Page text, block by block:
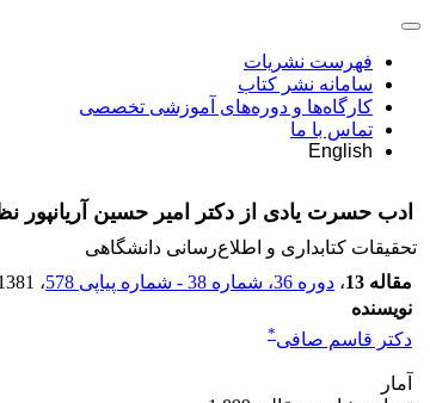
فهرست نشریات
سامانه نشر کتاب
کارگاه‌ها و دوره‌های آموزشی تخصصی
تماس با ما
English
ادب حسرت یادی از دکتر امیر حسین آریانپور
تحقیقات کتابداری و اطلاع‌رسانی دانشگاهی
مقاله 13
، دوره 36، شماره 38 - شماره پیاپی 578 ، 1381
نویسنده
دکتر قاسم صافی*
آمار